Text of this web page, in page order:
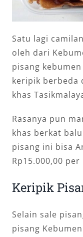
Satu lagi
oleh dari
pisang
keripik berbeda
khas
Rasanya pun
khas berkat
pisang ini bisa
Rp15.000,00 per
Keripik
Selain sale
pisang